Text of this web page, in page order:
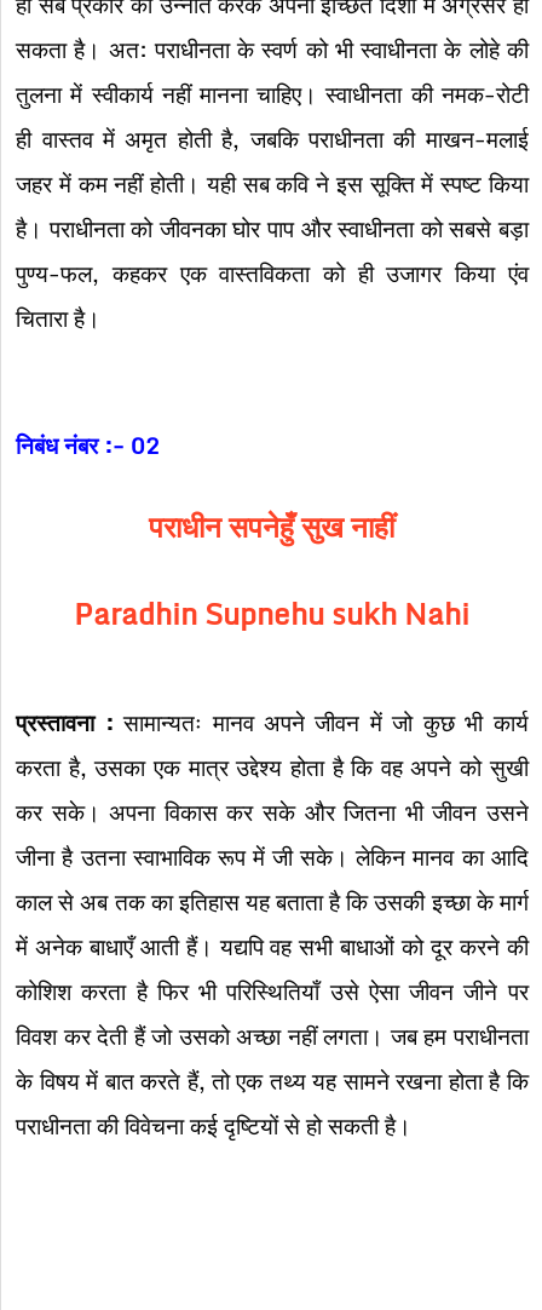
सकता है। अत: पराधीनता के स्वर्ण को भी स्वाधीनता के लोहे की
तुलना में स्वीकार्य नहीं मानना चाहिए। स्वाधीनता की नमक-रोटी
ही वास्तव में अमृत होती है, जबकि पराधीनता की माखन-मलाई
जहर में कम नहीं होती। यही सब कवि ने इस सूक्ति में स्पष्ट किया
है। पराधीनता को जीवनका घोर पाप और स्वाधीनता को सबसे बड़ा
पुण्य-फल, कहकर एक वास्तविकता को ही उजागर किया एंव
चितारा है।
निबंध नंबर :- 02
पराधीन सपनेहुँ सुख नाहीं
Paradhin Supnehu sukh Nahi
प्रस्तावना : सामान्यतः मानव अपने जीवन में जो कुछ भी कार्य
करता है, उसका एक मात्र उद्देश्य होता है कि वह अपने को सुखी
कर सके। अपना विकास कर सके और जितना भी जीवन उसने
जीना है उतना स्वाभाविक रूप में जी सके। लेकिन मानव का आदि
काल से अब तक का इतिहास यह बताता है कि उसकी इच्छा के मार्ग
में अनेक बाधाएँ आती हैं। यद्यपि वह सभी बाधाओं को दूर करने की
कोशिश करता है फिर भी परिस्थितियाँ उसे ऐसा जीवन जीने पर
विवश कर देती हैं जो उसको अच्छा नहीं लगता। जब हम पराधीनता
के विषय में बात करते हैं, तो एक तथ्य यह सामने रखना होता है कि
पराधीनता की विवेचना कई दृष्टियों से हो सकती है।